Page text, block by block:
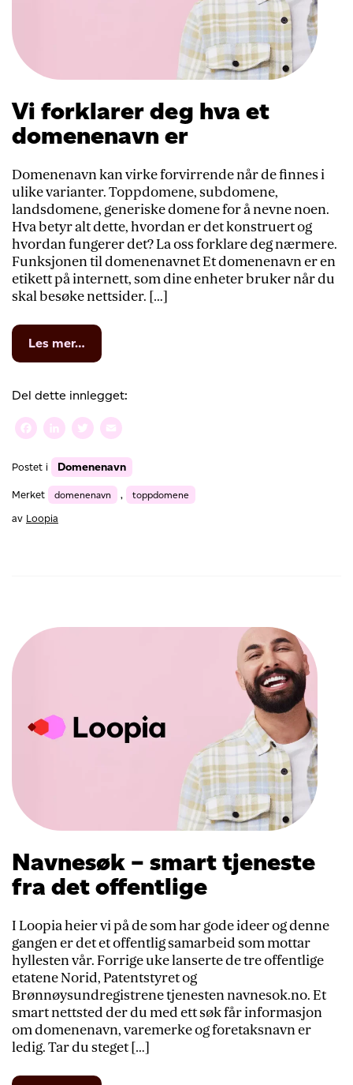
Vi forklarer deg hva et
domenenavn er
Domenenavn kan virke forvirrende når de finnes i
ulike varianter. Toppdomene, subdomene,
landsdomene, generiske domene for å nevne noen.
Hva betyr alt dette, hvordan er det konstruert og
hvordan fungerer det? La oss forklare deg nærmere.
Funksjonen til domenenavnet Et domenenavn er en
etikett på internett, som dine enheter bruker når du
skal besøke nettsider. […]
Les mer…
Vi
deg
hva
et
domenenavn
Del dette innlegget:
Facebook
LinkedIn
Twitter
Postet i Domenenavn
Merket domenenavn ,
toppdomene
av Loopia
Navnesøk – smart tjeneste
fra det offentlige
I Loopia heier vi på de som har gode ideer og denne
gangen er det et offentlig samarbeid som mottar
hyllesten vår. Forrige uke lanserte de tre offentlige
etatene Norid, Patentstyret og
Brønnøysundregistrene tjenesten navnesok.no. Et
smart nettsted der du med ett søk får informasjon
om domenenavn, varemerke og foretaksnavn er
ledig. Tar du steget […]